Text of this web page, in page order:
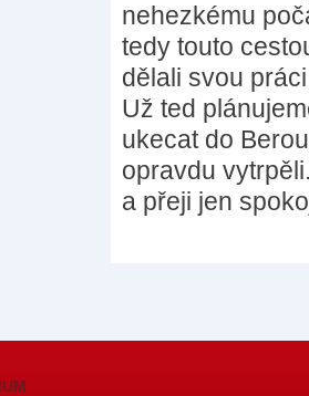
nehezkému
tedy touto
dělali svou
Už ted
ukecat do
opravdu
a přeji jen